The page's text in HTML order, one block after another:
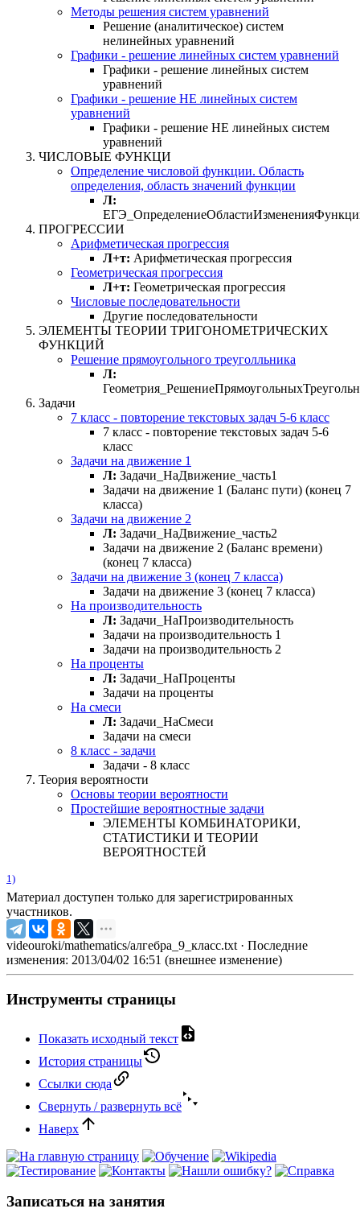
Методы решения систем уравнений
Решение (аналитическое) систем
нелинейных уравнений
Графики - решение линейных систем уравнений
Графики - решение линейных систем
уравнений
Графики - решение НЕ линейных систем
уравнений
Графики - решение НЕ линейных систем
уравнений
ЧИСЛОВЫЕ ФУНКЦИ
Определение числовой функции. Область
определения, область значений функции
Л:
ПРОГРЕССИИ
Арифметическая прогрессия
Л+т: Арифметическая прогрессия
Геометрическая прогрессия
Л+т: Геометрическая прогрессия
Числовые последовательности
Другие последовательности
ЭЛЕМЕНТЫ ТЕОРИИ ТРИГОНОМЕТРИЧЕСКИХ
ФУНКЦИЙ
Решение прямоугольного треуголльника
Л:
Задачи
7 класс - повторение текстовых задач 5-6 класс
7 класс - повторение текстовых задач 5-6
класс
Задачи на движение 1
Л: Задачи_НаДвижение_часть1
Задачи на движение 1 (Баланс пути) (конец 7
класса)
Задачи на движение 2
Л: Задачи_НаДвижение_часть2
Задачи на движение 2 (Баланс времени)
(конец 7 класса)
Задачи на движение 3 (конец 7 класса)
Задачи на движение 3 (конец 7 класса)
На производительность
Л: Задачи_НаПроизводительность
Задачи на производительность 1
Задачи на производительность 2
На проценты
Л: Задачи_НаПроценты
Задачи на проценты
На смеси
Л: Задачи_НаСмеси
Задачи на смеси
8 класс - задачи
Задачи - 8 класс
Теория вероятности
Основы теории вероятности
Простейшие вероятностные задачи
ЭЛЕМЕНТЫ КОМБИНАТОРИКИ,
СТАТИСТИКИ И ТЕОРИИ
ВЕРОЯТНОСТЕЙ
1)
Материал доступен только для зарегистрированных
участников.
videouroki/mathematics/алгебра_9_класс.txt · Последние
изменения: 2013/04/02 16:51 (внешнее изменение)
Инструменты страницы
Показать исходный текст
История страницы
Ссылки сюда
Свернуть / развернуть всё
Наверх
Записаться на занятия